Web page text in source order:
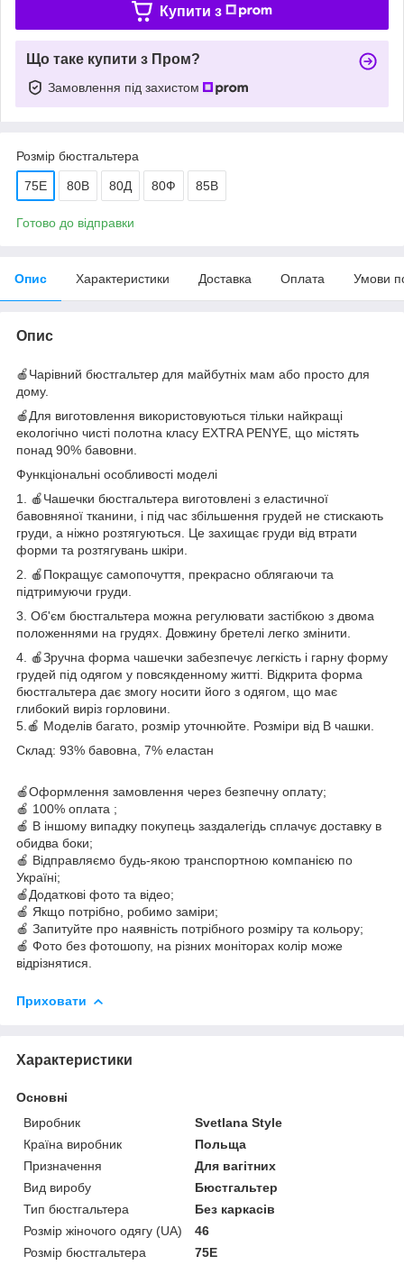
Купити з
Що таке купити з Пром?
Замовлення під захистом
Розмір бюстгальтера
75E 80В 80Д 80Ф 85В
Готово до відправки
Опис Характеристики Доставка Оплата Умови
Опис
🍎Чарівний бюстгальтер для майбутніх мам або просто для
дому.
🍎Для виготовлення використовуються тільки найкращі
екологічно чисті полотна класу EXTRA PENYE, що містять
понад 90% бавовни.
Функціональні особливості моделі
1. 🍎Чашечки бюстгальтера виготовлені з еластичної
бавовняної тканини, і під час збільшення грудей не стискають
груди, а ніжно розтягуються. Це захищає груди від втрати
форми та розтягувань шкіри.
2. 🍎Покращує самопочуття, прекрасно облягаючи та
підтримуючи груди.
3. Об'єм бюстгальтера можна регулювати застібкою з двома
положеннями на грудях. Довжину бретелі легко змінити.
4. 🍎Зручна форма чашечки забезпечує легкість і гарну форму
грудей під одягом у повсякденному житті. Відкрита форма
бюстгальтера дає змогу носити його з одягом, що має
глибокий виріз горловини.
5.🍎 Моделів багато, розмір уточнюйте. Розміри від B чашки.
Склад: 93% бавовна, 7% еластан
🍎Оформлення замовлення через безпечну оплату;
🍎 100% оплата ;
🍎 В іншому випадку покупець заздалегідь сплачує доставку в
обидва боки;
🍎 Відправляємо будь-якою транспортною компанією по
Україні;
🍎Додаткові фото та відео;
🍎 Якщо потрібно, робимо заміри;
🍎 Запитуйте про наявність потрібного розміру та кольору;
🍎 Фото без фотошопу, на різних моніторах колір може
відрізнятися.
Приховати
Характеристики
Основні
Виробник
Svetlana Style
Країна виробник
Польща
Призначення
Для вагітних
Вид виробу
Бюстгальтер
Тип бюстгальтера
Без каркасів
Розмір жіночого одягу (UA)
46
Розмір бюстгальтера
75E